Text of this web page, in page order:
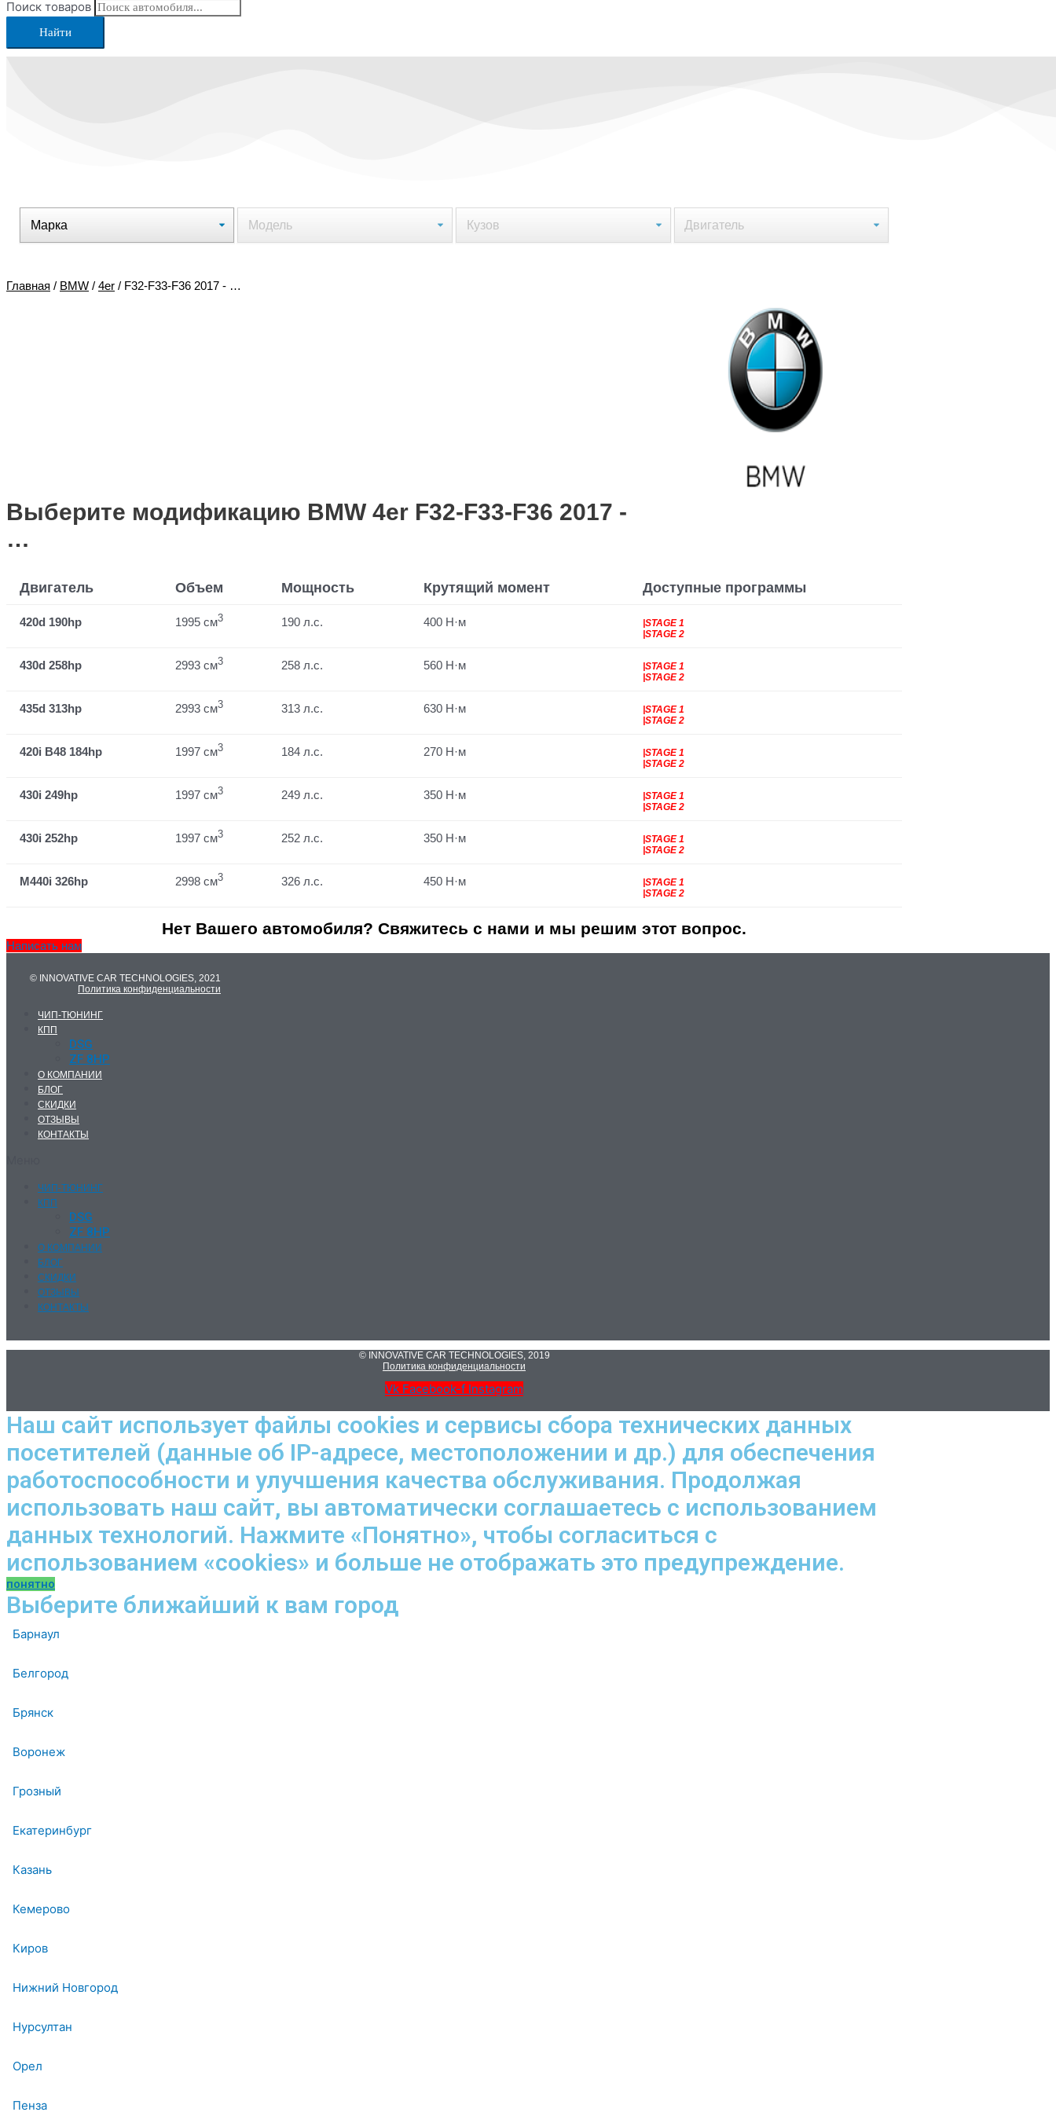
Поиск товаров
Найти
Главная / BMW / 4er / F32-F33-F36 2017 - …
Выберите модификацию BMW 4er F32-F33-F36 2017 -
…
Двигатель Объем Мощность Крутящий момент Доступные программы
420d 190hp 1995 см3 190 л.с. 400 Н·м
|STAGE 1
|STAGE 2
430d 258hp 2993 см3 258 л.с. 560 Н·м
|STAGE 1
|STAGE 2
435d 313hp 2993 см3 313 л.с. 630 Н·м
|STAGE 1
|STAGE 2
420i B48 184hp 1997 см3 184 л.с. 270 Н·м
|STAGE 1
|STAGE 2
430i 249hp 1997 см3 249 л.с. 350 Н·м
|STAGE 1
|STAGE 2
430i 252hp 1997 см3 252 л.с. 350 Н·м
|STAGE 1
|STAGE 2
M440i 326hp 2998 см3 326 л.с. 450 Н·м
|STAGE 1
|STAGE 2
Нет Вашего автомобиля? Свяжитесь с нами и мы решим этот вопрос.
Написать нам
© INNOVATIVE CAR TECHNOLOGIES, 2021
Политика конфиденциальности
ЧИП-ТЮНИНГ
КПП
DSG
ZF 8HP
О КОМПАНИИ
БЛОГ
СКИДКИ
ОТЗЫВЫ
КОНТАКТЫ
ЧИП-ТЮНИНГ
КПП
DSG
ZF 8HP
О КОМПАНИИ
БЛОГ
СКИДКИ
ОТЗЫВЫ
КОНТАКТЫ
© INNOVATIVE CAR TECHNOLOGIES, 2019
Политика конфиденциальности
Vk Facebook-f Instagram
Наш сайт использует файлы cookies и сервисы сбора технических данных
посетителей (данные об IP-адресе, местоположении и др.) для обеспечения
работоспособности и улучшения качества обслуживания. Продолжая
использовать наш сайт, вы автоматически соглашаетесь с использованием
данных технологий. Нажмите «Понятно», чтобы согласиться с
использованием «cookies» и больше не отображать это предупреждение.
понятно
Выберите ближайший к вам город
Барнаул
Белгород
Брянск
Воронеж
Грозный
Екатеринбург
Казань
Кемерово
Киров
Нижний Новгород
Нурсултан
Орел
Пенза